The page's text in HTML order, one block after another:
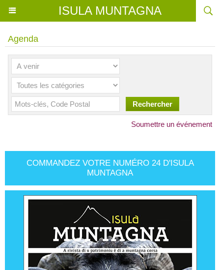
ISULA MUNTAGNA
Agenda
Soumettre un événement
COMMANDEZ VOTRE NUMÉRO 24 D'ISULA
MUNTAGNA